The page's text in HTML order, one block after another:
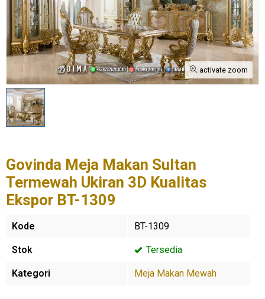
activate zoom
Govinda Meja Makan Sultan
Termewah Ukiran 3D Kualitas
Ekspor BT-1309
Kode BT-1309
Stok Tersedia
Kategori Meja Makan Mewah